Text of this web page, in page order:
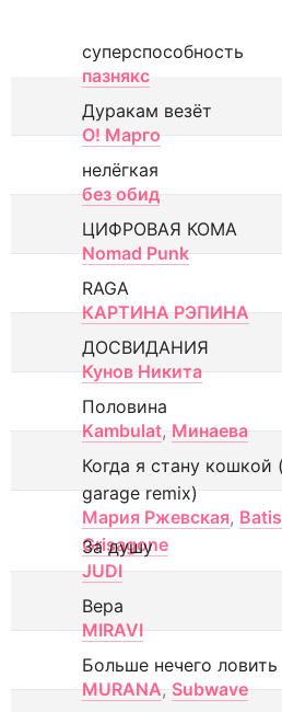
суперспособность
пазнякс
Дуракам везёт
О! Марго
нелёгкая
без обид
ЦИФРОВАЯ КОМА
Nomad Punk
RAGA
КАРТИНА РЭПИНА
ДОСВИДАНИЯ
Кунов Никита
Половина
Kambulat, Минаева
Когда я стану кошкой
garage remix)
Мария Ржевская,
Grisagone
За душу
JUDI
Вера
MIRAVI
Больше нечего ловить
MURANA, Subwave